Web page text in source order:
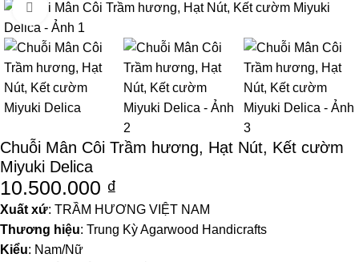
Nhấp để phóng to
Chuỗi Mân Côi Trầm hương, Hạt Nút, Kết cườm
Miyuki Delica
10.500.000 ₫
Xuất xứ: TRẦM HƯƠNG VIỆT NAM
Thương hiệu: Trung Kỳ Agarwood Handicrafts
Kiểu: Nam/Nữ